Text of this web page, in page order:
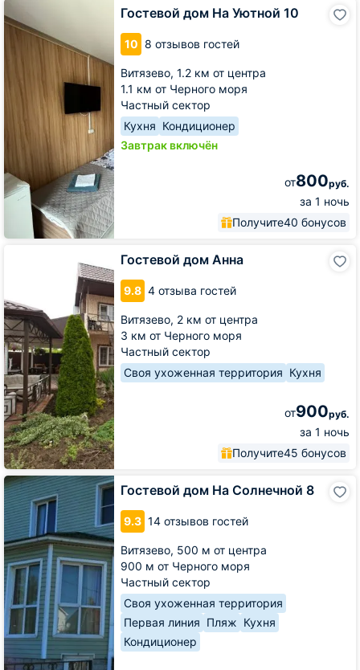
Гостевой дом На Уютной 10
10 8 отзывов гостей
Витязево, 1.2 км от центра
1.1 км от Черного моря
Частный сектор
Кухня Кондиционер
Завтрак включён
от800руб.
за 1 ночь
Получите40 бонусов
Гостевой
дом
Гостевой дом Анна
9.8 4 отзыва гостей
Витязево, 2 км от центра
3 км от Черного моря
Частный сектор
Своя ухоженная территория Кухня
от900руб.
за 1 ночь
Получите45 бонусов
Гостевой дом На Солнечной 8
9.3 14 отзывов гостей
Витязево, 500 м от центра
900 м от Черного моря
Частный сектор
Своя ухоженная территория
Первая линия Пляж Кухня
Кондиционер
Гостевой
дом
На
Солнечной
8